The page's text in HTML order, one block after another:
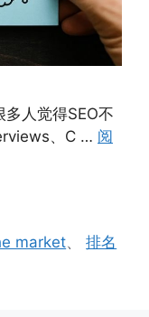
人觉得SEO不
、C … 阅
market、排名